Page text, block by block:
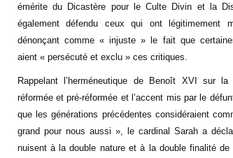
émérite du Dicastère pour le Culte Divin et la
également défendu ceux qui ont légitimement
dénonçant comme « injuste » le fait que
aient « persécuté et exclu » ces critiques.
Rappelant l’herméneutique de Benoît XVI sur
réformée et pré-réformée et l’accent mis par le
que les générations précédentes considéraient
grand pour nous aussi », le cardinal Sarah a
nuisent à la double nature et à la double finalité